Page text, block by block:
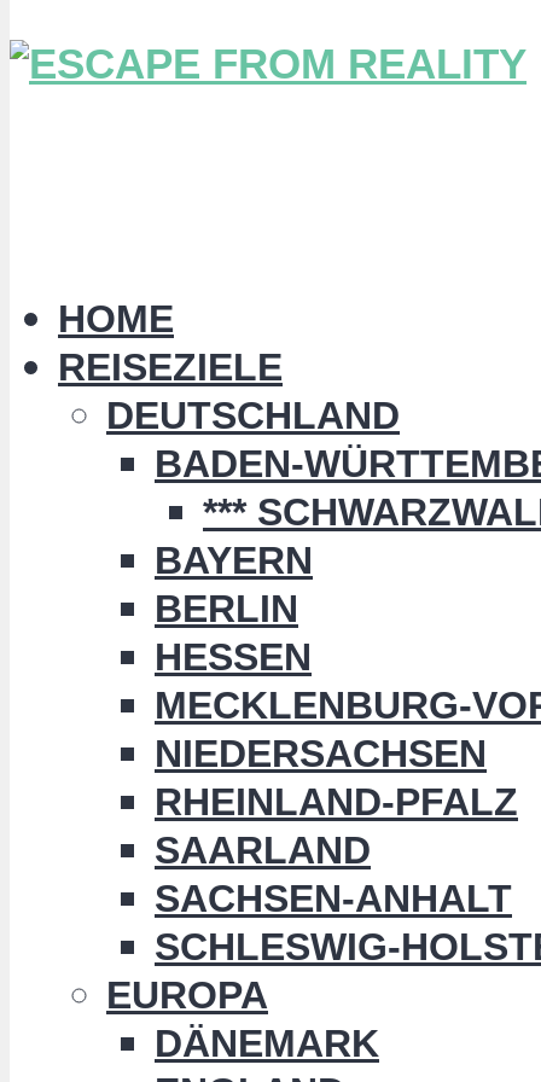
HOME
REISEZIELE
DEUTSCHLAND
BADEN-
***
BAYERN
BERLIN
HESSEN
MECKLENBURG-
NIEDERSACHSEN
RHEINLAND-PFALZ
SAARLAND
SACHSEN-ANHALT
SCHLESWIG-
EUROPA
DÄNEMARK